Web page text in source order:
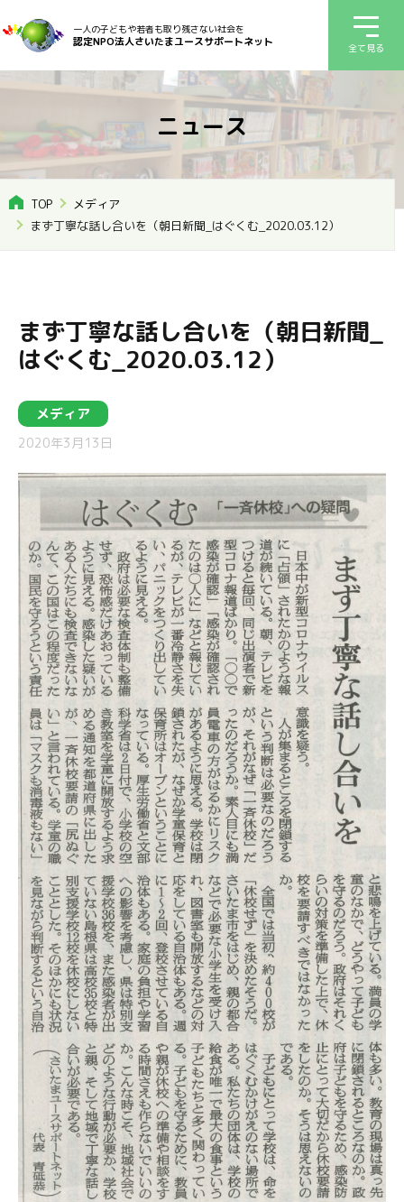
一人の子どもや若者も取り残さない社会を
認定NPO法人さいたまユースサポートネット 全て見る
ニュース
TOP
メディア
まず丁寧な話し合いを（朝日新聞_はぐくむ_2020.03.12）
まず丁寧な話し合いを（朝日新聞_
はぐくむ_2020.03.12）
メディア
2020年3月13日